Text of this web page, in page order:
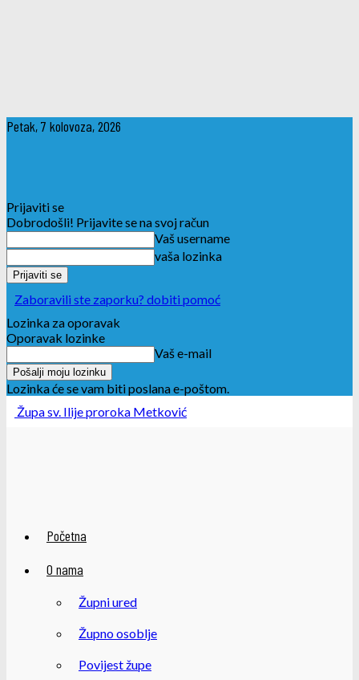
Petak, 7 kolovoza, 2026
Prijaviti se
Dobrodošli! Prijavite se na svoj račun
Vaš username
vaša lozinka
Zaboravili ste zaporku? dobiti pomoć
Lozinka za oporavak
Oporavak lozinke
Vaš e-mail
Lozinka će se vam biti poslana e-poštom.
Župa sv. Ilije proroka Metković
Početna
O nama
Župni ured
Župno osoblje
Povijest župe